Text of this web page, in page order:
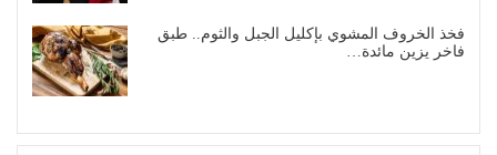
فخذ الخروف المشوي بإكليل الجبل والثوم.. طبق
فاخر يزين مائدة…